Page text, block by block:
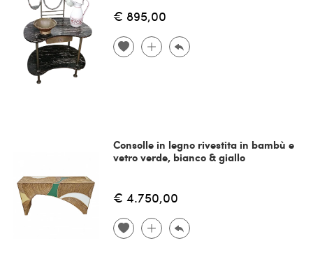
€ 895,00
Consolle in legno rivestita in bambù e
vetro verde, bianco & giallo
€ 4.750,00